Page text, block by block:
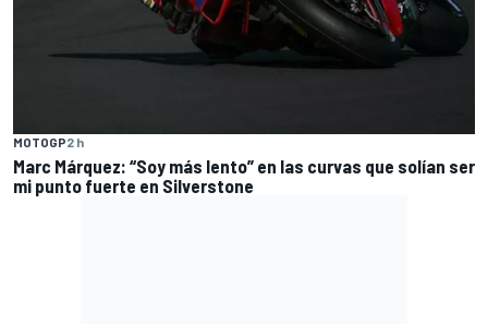
MOTOGP2 h
Marc Márquez: “Soy más lento” en las curvas que solían ser
mi punto fuerte en Silverstone